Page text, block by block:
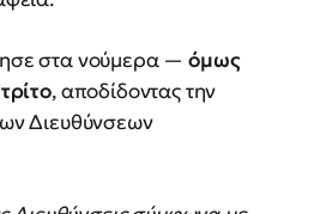
στα νούμερα —όμως
, αποδίδοντας την
Διευθύνσεων